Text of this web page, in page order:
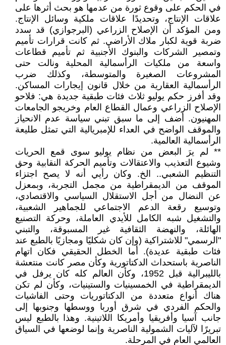
في الحكم على وقوع ثورة من عدمها هو بحث أثرها على
علاقات الإنتاج، وتحديدًا علاقات ملكية وسائل الإنتاج.
ومن المؤكد أن الإصلاح الزراعي (البرجوازي) قد سدد
ضربة قوية لكبار ملاك الأراضي. ثم كانت قرارات تأميم
وتمصير الشركات والبنوك الأجنبية ثم تأميم قطاعات
واسعة من ملكيات الرأسمالية المحلية ونالت حتى
المشروعات الصغيرة والمتوسطة، وكذلك ضرب
الرأسمالية العقارية من خلال قانون إيجارات المساكن.
وقد أفرز حكم يوليو ثلاث فئات طبقية جديدة هي: فلاحو
الإصلاح الزراعي وعمال القطاع العام وخريجو الجامعات
المهنيون. أضف إلى ما سبق تبني سياسة عدم الانحياز
والموقف الواضح في العداء للإمبريالية التي تمثل طليعة
الرأسمالية العالمية.
** لم يرَ البعض من نظام يوليو سوى قمع الحريات
وشيوع التعذيب والاعتقالات وتأميم الحركة النقابية وحق
التنظيم الشعبي.. الخ. وكان رأيي أنه لا يصح اجتزاء
الموقف من الديمقراطية من مجمل التجربة، وبمعزل
عن النضال من أجل الاستقلال السياسي والاقتصادي،
وتوسيع رقعة الدعم الاجتماعي للجماهير الشعبية،
والتشغيل شبه الكامل للأيدي العاملة، وحركة التصنيع
الهائلة، والنهضة الثقافية غير المسبوقة، والتبني
"الرسمي" للاشتراكية (وإن كان شكليًا ومجازيًا بالطبع عند
فئات طبقية عديدة). أما الخطل الحقيقي فكان اتهام
الناصرية باستحداث الدكتاتورية وكأن مصر كانت منتعشة
بالليبرالية قبل 1952، وكأن العالم كله كان يرفل في
الديمقراطية في الخمسينيات والستينيات، وكأن لم تكن
هناك أنواع متعددة من الدكتاتوريات وحتى الفاشيات
والحكم الفردي في شرق أوربا ووسطها وجنوبها إلى
جانب آسيا وأفريقيا وأمريكا اللاتينية. وهذا بالطبع ليس
تبريرًا لآليات الشمولية الناصرية وإنما لوضعها في السياق
العالمي العام في المرحلة.